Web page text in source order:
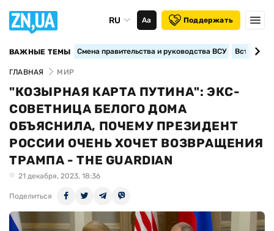
RU Аа Поддержать
ВАЖНЫЕ ТЕМЫ Смена правительства и руководства ВСУ
ГЛАВНАЯ МИР
"КОЗЫРНАЯ КАРТА ПУТИНА": ЭКС-
СОВЕТНИЦА БЕЛОГО ДОМА
ОБЪЯСНИЛА, ПОЧЕМУ ПРЕЗИДЕНТ
РОССИИ ОЧЕНЬ ХОЧЕТ ВОЗВРАЩЕНИЯ
ТРАМПА - THE GUARDIAN
21 декабря, 2023, 18:36
Поделиться